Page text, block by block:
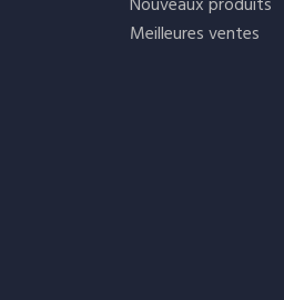
Meilleures ventes